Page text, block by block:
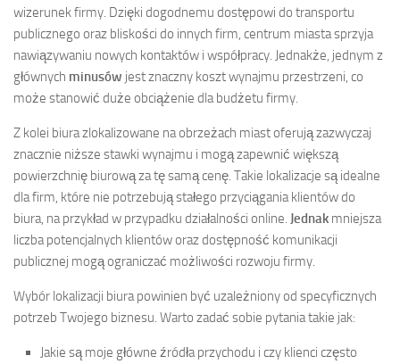
wizerunek firmy. Dzięki dogodnemu dostępowi do transportu
publicznego oraz bliskości do innych firm, centrum miasta sprzyja
nawiązywaniu nowych kontaktów i współpracy. Jednakże, jednym z
głównych minusów jest znaczny koszt wynajmu przestrzeni, co
może stanowić duże obciążenie dla budżetu firmy.
Z kolei biura zlokalizowane na obrzeżach miast oferują zazwyczaj
znacznie niższe stawki wynajmu i mogą zapewnić większą
powierzchnię biurową za tę samą cenę. Takie lokalizacje są idealne
dla firm, które nie potrzebują stałego przyciągania klientów do
biura, na przykład w przypadku działalności online. Jednak mniejsza
liczba potencjalnych klientów oraz dostępność komunikacji
publicznej mogą ograniczać możliwości rozwoju firmy.
Wybór lokalizacji biura powinien być uzależniony od specyficznych
potrzeb Twojego biznesu. Warto zadać sobie pytania takie jak:
Jakie są moje główne źródła przychodu i czy klienci często